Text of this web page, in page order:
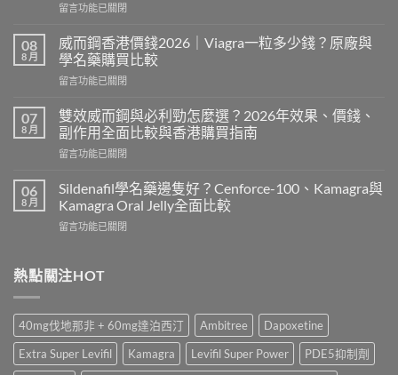
在
利
士
有
副
用
嗎？
Cialis
常
副
作
注
項
港
正
貨
購
留言功能已關閉
08
8 月
威而鋼香港價錢2026｜Viagra一粒多少錢？原廠與
學名藥購買比較
在
而
鋼
香
港
錢
2026
Viagra
多
原
廠
與
學
留言功能已關閉
07
8 月
雙效威而鋼與必利勁怎麼選？2026年效果、價錢、
副作用全面比較與香港購買指南
在
效
威
而
鋼
利
麼
選？
年
留言功能已關閉
06
8 月
Sildenafil學名藥邊隻好？Cenforce-100、Kamagra與
Kamagra Oral Jelly全面比較
在
名
藥
隻
好？
Cenforce-
100、
留言功能已關閉
熱點關注HOT
40mg伐地那非 + 60mg達泊西汀 Ambitree
Dapoxetine
Extra Super Levifil
Kamagra Levifil Super Power
PDE5抑制劑